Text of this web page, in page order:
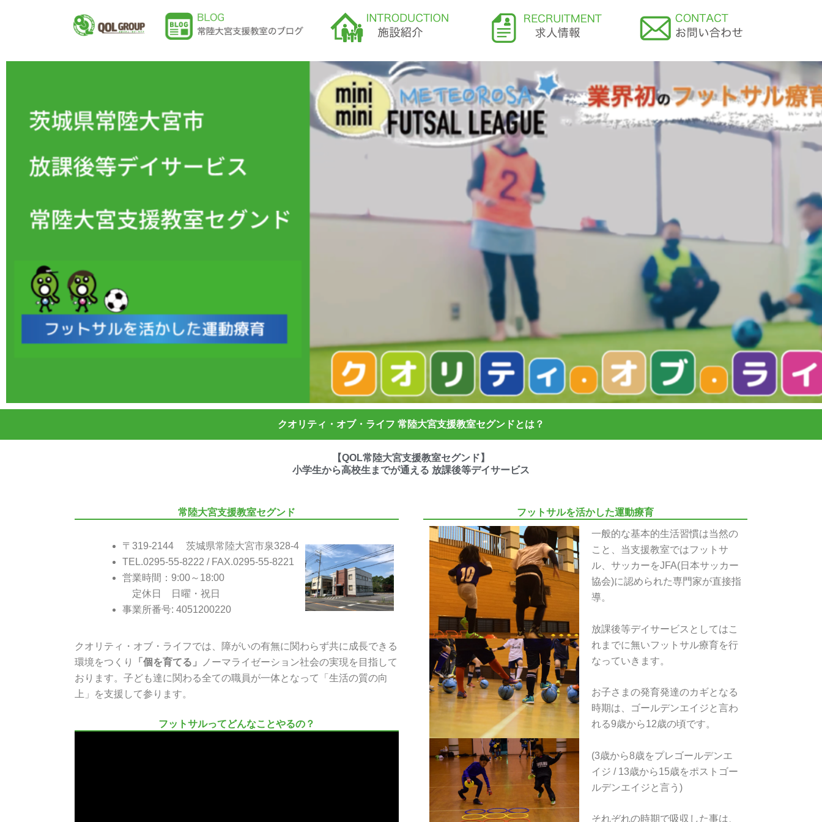
クオリティ・オブ・ライフ 常陸大宮支援教室セグンドとは？
【QOL常陸大宮支援教室セグンド】
小学生から高校生までが通える 放課後等デイサービス
常陸大宮支援教室セグンド
〒319-2144 茨城県常陸大宮市泉328-4
TEL.0295-55-8222 / FAX.0295-55-8221
営業時間：9:00～18:00
定休日 日曜・祝日
事業所番号: 4051200220
クオリティ・オブ・ライフでは、障がいの有無に関わらず共に成長できる
環境をつくり
「個を育てる」
ノーマライゼーション社会の実現を目指して
おります。子ども達に関わる全ての職員が一体となって「生活の質の向
上」を支援して参ります。
フットサルってどんなことやるの？
フットサルを活かした運動療育
一般的な基本的生活習慣は当然の
こと、当支援教室ではフットサ
ル、サッカーをJFA(日本サッカー
協会)に認められた専門家が直接指
導。
放課後等デイサービスとしてはこ
れまでに無いフットサル療育を行
なっていきます。
お子さまの発育発達のカギとなる
時期は、ゴールデンエイジと言わ
れる9歳から12歳の頃です。
(3歳から8歳をプレゴールデンエ
イジ / 13歳から15歳をポストゴー
ルデンエイジと言う)
それぞれの時期で吸収した事は、